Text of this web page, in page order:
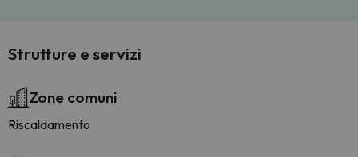
Strutture e servizi
Zone comuni
Riscaldamento